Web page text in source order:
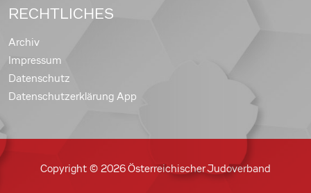
RECHTLICHES
Archiv
Impressum
Datenschutz
Datenschutzerklärung App
Copyright © 2026 Österreichischer Judoverband